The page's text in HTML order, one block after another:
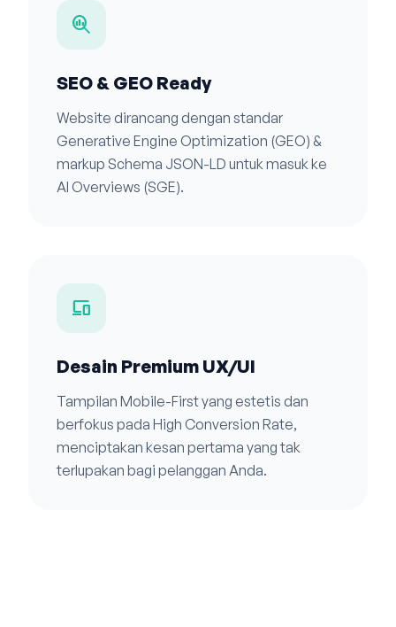
search_insights
SEO & GEO Ready
Website dirancang dengan standar
Generative Engine Optimization (GEO) &
markup Schema JSON-LD untuk masuk ke
AI Overviews (SGE).
devices
Desain Premium UX/UI
Tampilan Mobile-First yang estetis dan
berfokus pada High Conversion Rate,
menciptakan kesan pertama yang tak
terlupakan bagi pelanggan Anda.